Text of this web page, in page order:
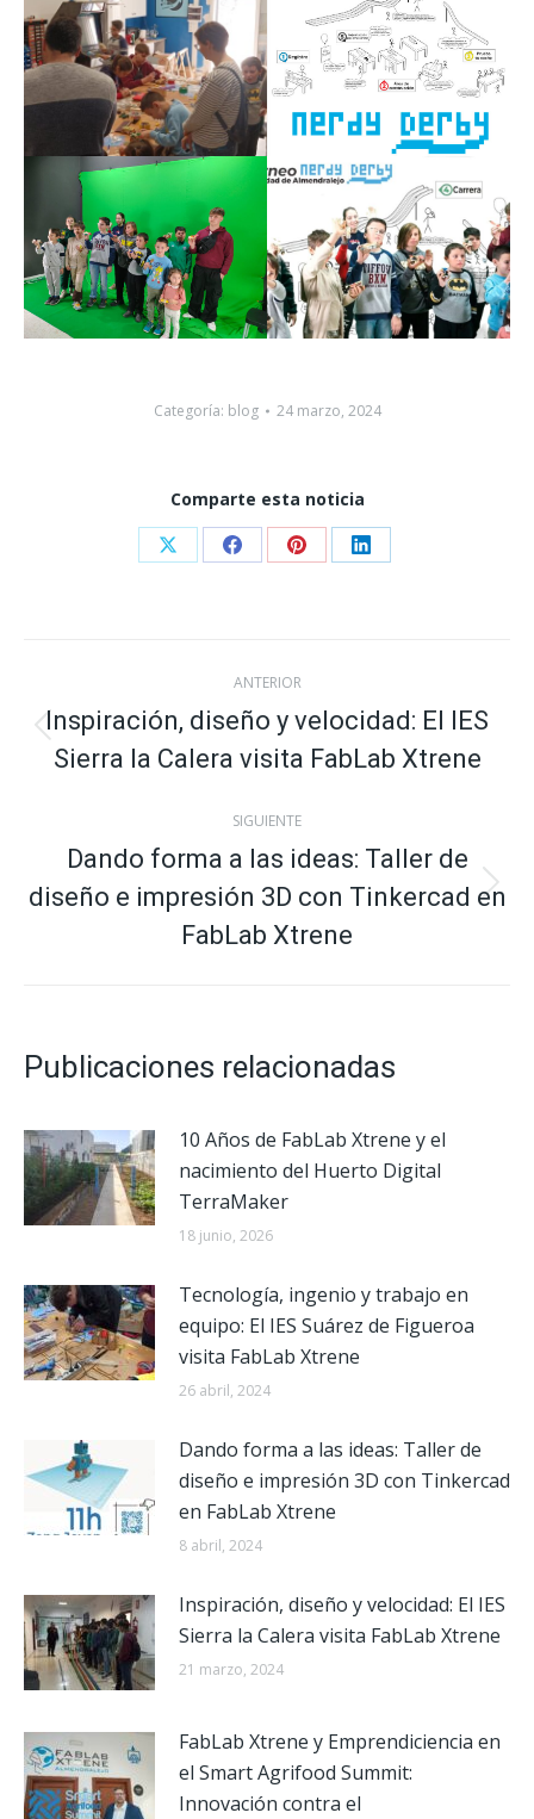
Categoría: blog 24 marzo, 2024
Comparte esta noticia
Share Share Share Share
Navegación
entre
publicaciones
ANTERIOR
Publicación
anterior:
Inspiración, diseño y velocidad: El IES
Sierra la Calera visita FabLab Xtrene
SIGUIENTE
Publicación
siguiente:
Dando forma a las ideas: Taller de
diseño e impresión 3D con Tinkercad en
FabLab Xtrene
Publicaciones relacionadas
10 Años de FabLab Xtrene y el
nacimiento del Huerto Digital
TerraMaker
18 junio, 2026
Tecnología, ingenio y trabajo en
equipo: El IES Suárez de Figueroa
visita FabLab Xtrene
26 abril, 2024
Dando forma a las ideas: Taller de
diseño e impresión 3D con Tinkercad
en FabLab Xtrene
8 abril, 2024
Inspiración, diseño y velocidad: El IES
Sierra la Calera visita FabLab Xtrene
21 marzo, 2024
FabLab Xtrene y Emprendiciencia en
el Smart Agrifood Summit:
Innovación contra el